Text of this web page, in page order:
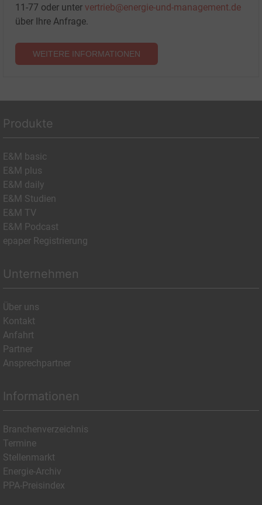
11-77 oder unter vertrieb@energie-und-management.de
über Ihre Anfrage.
WEITERE INFORMATIONEN
Produkte
E&M basic
E&M plus
E&M daily
E&M Studien
E&M TV
E&M Podcast
epaper Registrierung
Unternehmen
Über uns
Kontakt
Anfahrt
Partner
Ansprechpartner
Informationen
Branchenverzeichnis
Termine
Stellenmarkt
Energie-Archiv
PPA-Preisindex